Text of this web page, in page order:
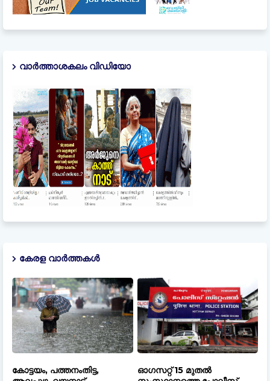
വാർത്താശകലം വിഡിയോ
കേരള വാർത്തകൾ
കോട്ടയം, പത്തനംതിട്ട,
ഓഗസറ്റ് 15 മുതല്‍